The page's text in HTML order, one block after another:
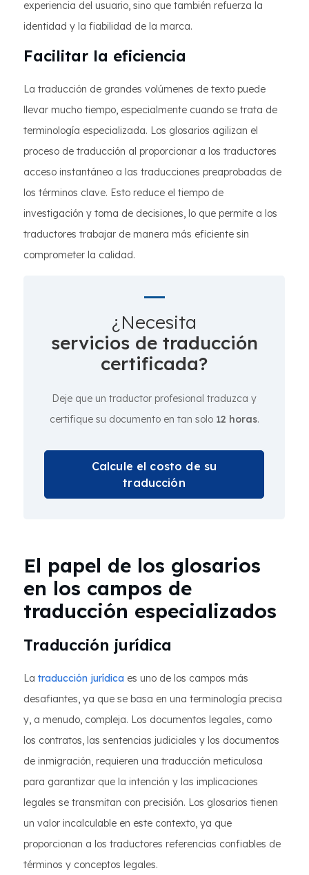
experiencia del usuario, sino que también refuerza la
identidad y la fiabilidad de la marca.
Facilitar la eficiencia
La traducción de grandes volúmenes de texto puede
llevar mucho tiempo, especialmente cuando se trata de
terminología especializada. Los glosarios agilizan el
proceso de traducción al proporcionar a los traductores
acceso instantáneo a las traducciones preaprobadas de
los términos clave. Esto reduce el tiempo de
investigación y toma de decisiones, lo que permite a los
traductores trabajar de manera más eficiente sin
comprometer la calidad.
¿Necesita
servicios de traducción
certificada?
Deje que un traductor profesional traduzca y
certifique su documento en tan solo 12 horas.
Calcule el costo de su
traducción
El papel de los glosarios
en los campos de
traducción especializados
Traducción jurídica
La traducción jurídica es uno de los campos más
desafiantes, ya que se basa en una terminología precisa
y, a menudo, compleja. Los documentos legales, como
los contratos, las sentencias judiciales y los documentos
de inmigración, requieren una traducción meticulosa
para garantizar que la intención y las implicaciones
legales se transmitan con precisión. Los glosarios tienen
un valor incalculable en este contexto, ya que
proporcionan a los traductores referencias confiables de
términos y conceptos legales.